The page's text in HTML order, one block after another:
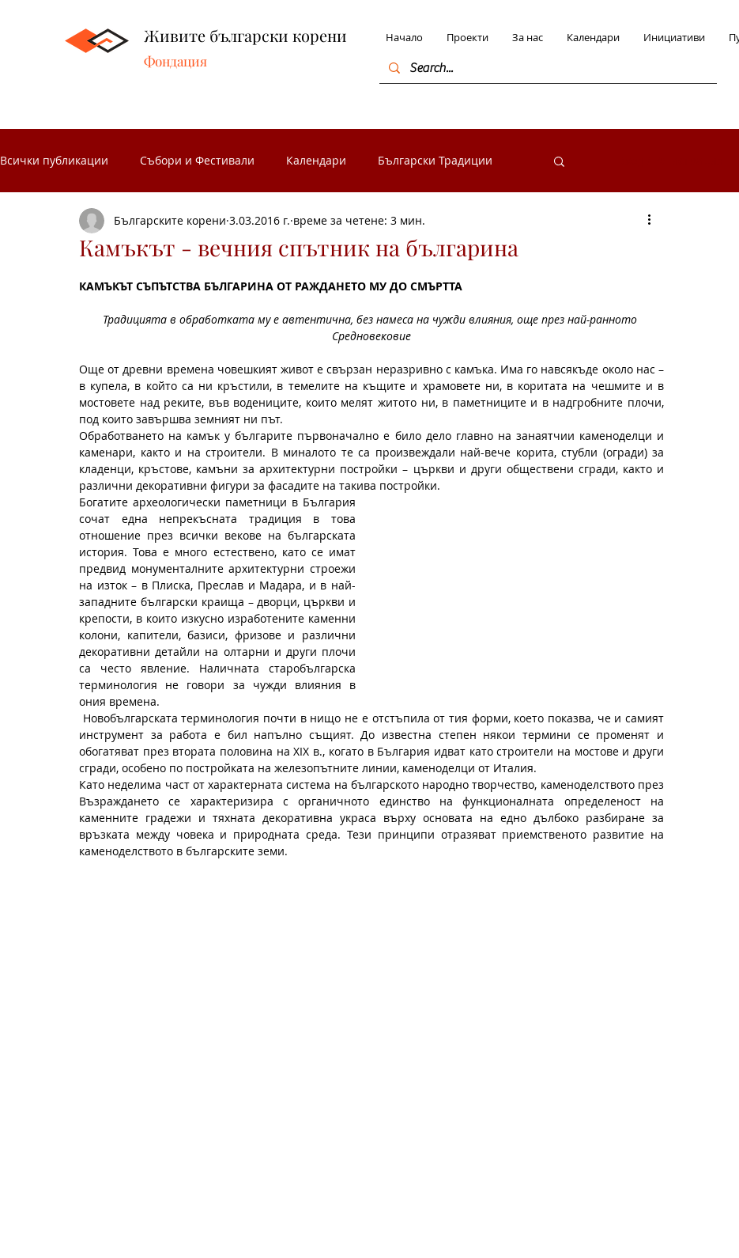
Живите български корени
Фондация
Начало Проекти За нас Календари Инициативи
Всички публикации Събори и Фестивали Календари Български Традиции
Народни занаяти Народни чествания Музеите в България
Български народни носии Народен календар Значими личности
Камъкът - вечния спътник на българина
Българските корени 3.03.2016 г. време за четене: 3 мин.
КАМЪКЪТ СЪПЪТСТВА БЪЛГАРИНА ОТ РАЖДАНЕТО МУ ДО СМЪРТТА
Традицията в обработката му е автентична, без намеса на чужди влияния, още през най-ранното
Средновековие
Още от древни времена човешкият живот е свързан неразривно с камъка. Има го навсякъде около нас –
в купела, в който са ни кръстили, в темелите на къщите и храмовете ни, в коритата на чешмите и в
мостовете над реките, във водениците, които мелят житото ни, в паметниците и в надгробните плочи,
под които завършва земният ни път.
Обработването на камък у българите първоначално е било дело главно на занаятчии каменоделци и
каменари, както и на строители. В миналото те са произвеждали най-вече корита, стубли (огради) за
кладенци, кръстове, камъни за архитектурни постройки – църкви и други обществени сгради, както и
различни декоративни фигури за фасадите на такива постройки.
Богатите археологически паметници в България
сочат една непрекъсната традиция в това
отношение през всички векове на българската
история. Това е много естествено, като се имат
предвид монументалните архитектурни строежи
на изток – в Плиска, Преслав и Мадара, и в най-
западните български краища – дворци, църкви и
крепости, в които изкусно изработените каменни
колони, капители, базиси, фризове и различни
декоративни детайли на олтарни и други плочи
са често явление. Наличната старобългарска
терминология не говори за чужди влияния в
ония времена.
инструмент за работа е бил напълно същият. До известна степен някои термини се променят и
обогатяват през втората половина на XIX в., когато в България идват като строители на мостове и други
сгради, особено по постройката на железопътните линии, каменоделци от Италия.
Като неделима част от характерната система на българското народно творчество, каменоделството през
Възраждането се характеризира с органичното единство на функционалната определеност на
каменните градежи и тяхната декоративна украса върху основата на едно дълбоко разбиране за
връзката между човека и природната среда. Тези принципи отразяват приемственото развитие на
каменоделството в българските земи.